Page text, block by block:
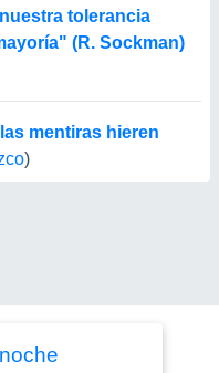
tolerancia
(R. Sockman)
mentiras hieren
)